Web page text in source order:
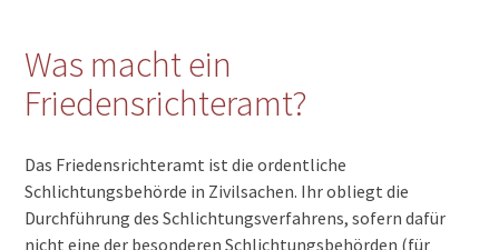
Was macht ein
Friedensrichteramt?
Das Friedensrichteramt ist die ordentliche
Schlichtungsbehörde in Zivilsachen. Ihr obliegt die
Durchführung des Schlichtungsverfahrens, sofern dafür
nicht eine der besonderen Schlichtungsbehörden (für